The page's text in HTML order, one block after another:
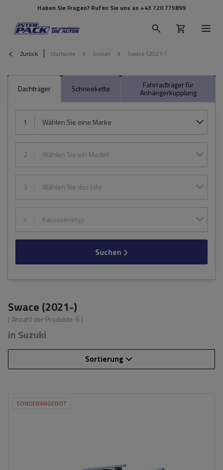
Haben Sie Fragen? Rufen Sie uns an +43 720 775899
Zurück Startseite Suzuki Swace (2021-)
Dachträger Schneekette Fahrradträger für
Anhängerkupplung
1 Wählen Sie eine Marke
2 Wählen Sie ein Modell
3 Wählen Sie das Jahr
4 Karosserietyp
Suchen
Swace (2021-)
( Anzahl der Produkte: 6 )
in Suzuki
Sortierung
SONDERANGEBOT